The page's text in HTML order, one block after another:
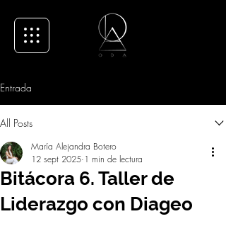
Entrada
All Posts
Bitácora 6. Taller de
Liderazgo con Diageo
María Alejandra Botero
12 sept 2025 1 min de lectura